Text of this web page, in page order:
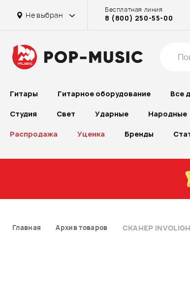
Не выбран
Бесплатная линия
8 (800) 250-55-00
Гитары Гитарное оборудование Все
Студия Свет Ударные Народные
Распродажа Уценка Бренды
Главная Архив товаров СКАНЕР